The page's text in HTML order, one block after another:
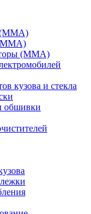
(MMA)
кузова и стекла
обшивки